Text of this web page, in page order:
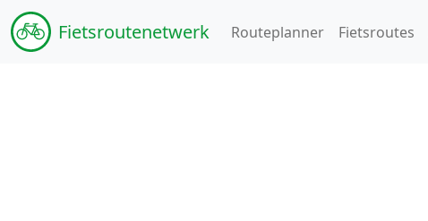
Fietsroutenetwerk Routeplanner Fietsroutes